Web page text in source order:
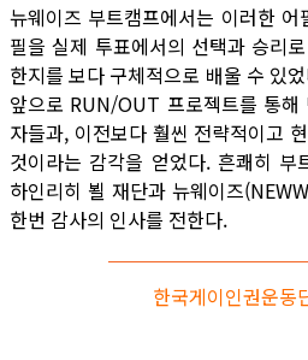
뉴웨이즈 부트캠프에서는 이러한
필을 실제 투표에서의 선택과 승리
한지를 보다 구체적으로 배울 수 있
앞으로 RUN/OUT 프로젝트를 통해
자들과, 이전보다 훨씬 전략적이고
것이라는 감각을 얻었다. 흔쾌히 부
하인리히 뵐 재단과 뉴웨이즈
한번 감사의 인사를 전한다.
한국게이인권운동